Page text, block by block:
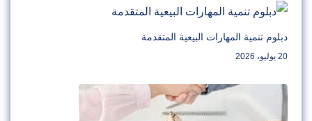
دبلوم تنمية المهارات البيعية المتقدمة
20 يوليو، 2026